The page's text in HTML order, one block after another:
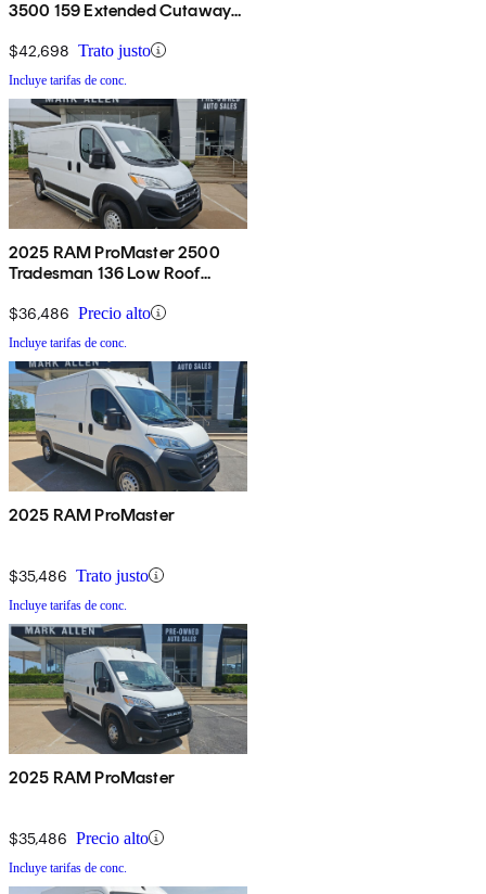
3500 159 Extended Cutaway
$42,698 Trato justo
Incluye tarifas de conc.
2025 RAM ProMaster 2500
Tradesman 136 Low Roof
$36,486 Precio alto
Incluye tarifas de conc.
2025 RAM ProMaster
$35,486 Trato justo
Incluye tarifas de conc.
2025 RAM ProMaster
$35,486 Precio alto
Incluye tarifas de conc.